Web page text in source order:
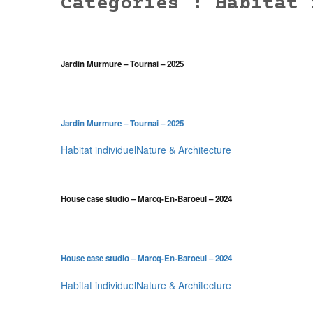
Jardin Murmure – Tournai – 2025
Jardin Murmure – Tournai – 2025
Habitat individuelNature & Architecture
House case studio – Marcq-En-Baroeul – 2024
House case studio – Marcq-En-Baroeul – 2024
Habitat individuelNature & Architecture